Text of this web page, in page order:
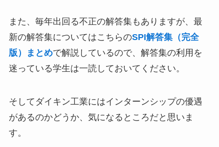
また、毎年出回る不正の解答集もありますが、最
新の解答集についてはこちらのSPI解答集（完全
版）まとめで解説しているので、解答集の利用を
迷っている学生は一読しておいてください。
そしてダイキン工業にはインターンシップの優遇
があるのかどうか、気になるところだと思いま
す。